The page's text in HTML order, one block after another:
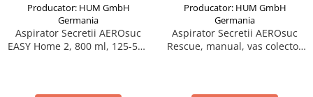
Producator: HUM GmbH
Germania
Aspirator Secretii AEROsuc
EASY Home 2, 800 ml, 125-530
Producator: HUM GmbH
Germania
Aspirator Secretii AEROsuc
Rescue, manual, vas colector